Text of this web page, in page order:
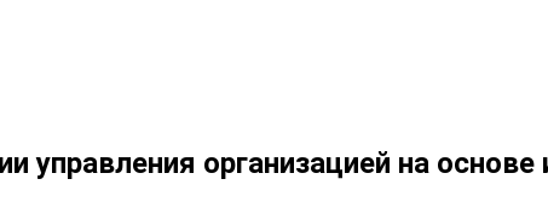
управления организацией на основе